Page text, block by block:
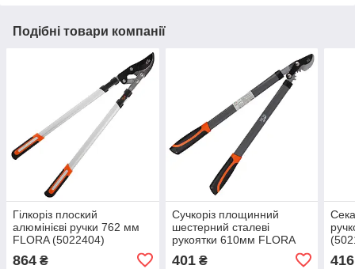
Подібні товари компанії
Гілкоріз плоский
алюмінієві ручки 762 мм
FLORA (5022404)
864 ₴
Сучкоріз площинний
шестерний сталеві
рукоятки 610мм FLORA
401₴ 416